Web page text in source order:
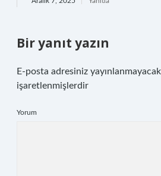
Bir yanıt yazın
E-posta adresiniz
işaretlenmişlerdir
Yorum